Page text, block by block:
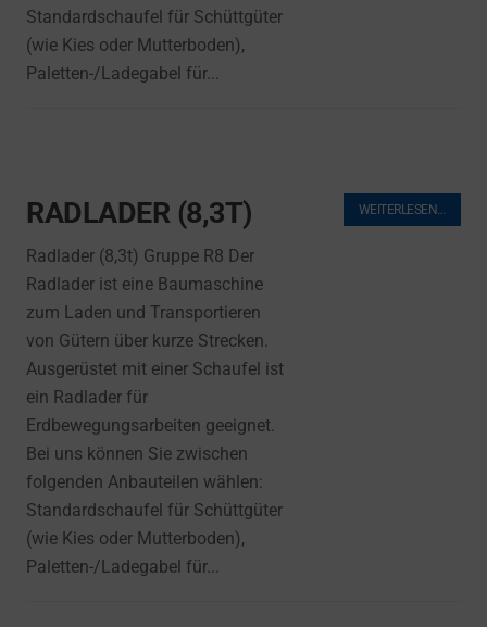
Standardschaufel für Schüttgüter
(wie Kies oder Mutterboden),
Paletten-/Ladegabel für...
RADLADER (8,3T)
Radlader (8,3t) Gruppe R8 Der
Radlader ist eine Baumaschine
zum Laden und Transportieren
von Gütern über kurze Strecken.
Ausgerüstet mit einer Schaufel ist
ein Radlader für
Erdbewegungsarbeiten geeignet.
Bei uns können Sie zwischen
folgenden Anbauteilen wählen:
Standardschaufel für Schüttgüter
(wie Kies oder Mutterboden),
Paletten-/Ladegabel für...
WEITERLESEN…